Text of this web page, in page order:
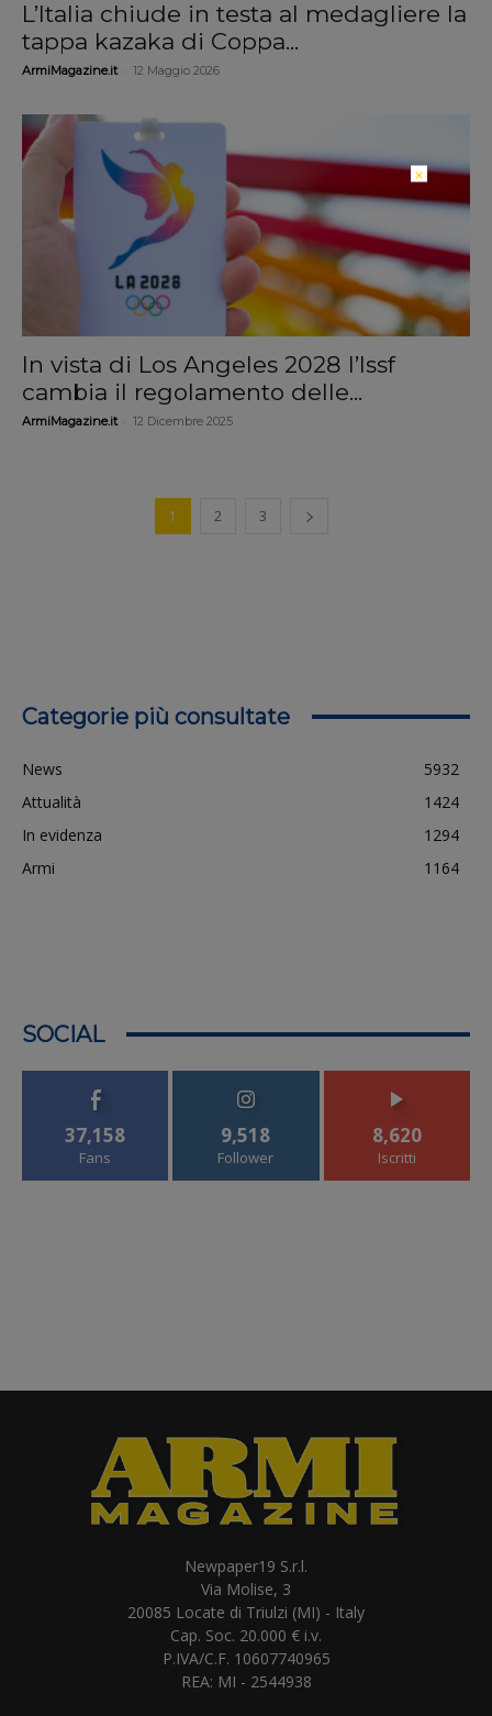
L’Italia chiude in testa al medagliere la
tappa kazaka di Coppa...
ArmiMagazine.it 12 Maggio 2026
In vista di Los Angeles 2028 l’Issf
cambia il regolamento delle...
ArmiMagazine.it 12 Dicembre 2025
1 2 3
Categorie più consultate
News
5932
Attualità
1424
In evidenza
1294
Armi
1164
SOCIAL
37,158
Fans
9,518
Follower
8,620
Iscritti
Newpaper19 S.r.l.
Via Molise, 3
20085 Locate di Triulzi (MI) - Italy
Cap. Soc. 20.000 € i.v.
P.IVA/C.F. 10607740965
REA: MI - 2544938
×